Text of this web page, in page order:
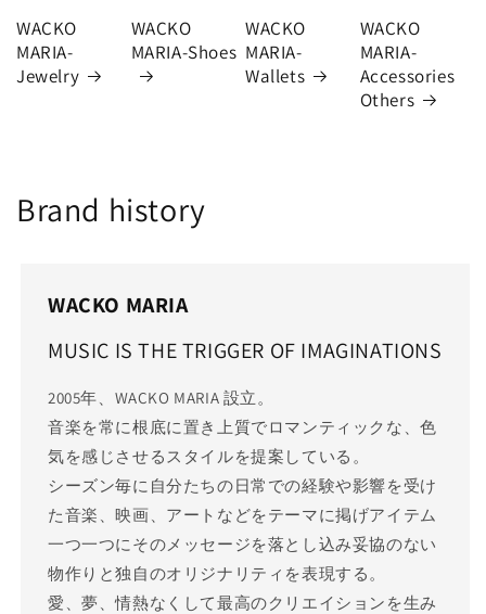
WACKO
MARIA-
Jewelry
WACKO
MARIA-Shoes
WACKO
MARIA-
Wallets
WACKO
MARIA-
Accessories
Others
Brand history
WACKO MARIA
MUSIC IS THE TRIGGER OF IMAGINATIONS
2005年、WACKO MARIA 設立。
音楽を常に根底に置き上質でロマンティックな、色
気を感じさせるスタイルを提案している。
シーズン毎に自分たちの日常での経験や影響を受け
た音楽、映画、アートなどをテーマに掲げアイテム
一つ一つにそのメッセージを落とし込み妥協のない
物作りと独自のオリジナリティを表現する。
愛、夢、情熱なくして最高のクリエイションを生み